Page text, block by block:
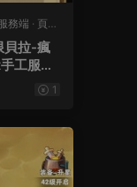
務端 · 頁遊
貝拉-瘋
工服務
1